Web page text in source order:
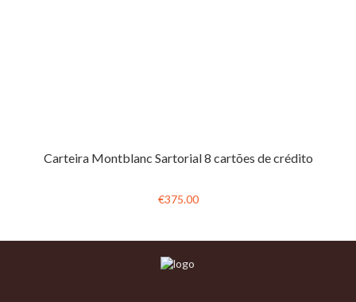
Carteira Montblanc Sartorial 8 cartões de crédito
€375.00